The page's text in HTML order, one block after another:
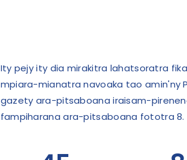
Ity pejy ity dia mirakitra lahatsoratra
mpiara-mianatra navoaka tao amin'ny
gazety ara-pitsaboana iraisam-
fampiharana ara-pitsaboana fototra 8.